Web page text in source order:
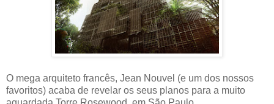
O mega arquiteto francês, Jean Nouvel (e um dos nossos
favoritos) acaba de revelar os seus planos para a muito